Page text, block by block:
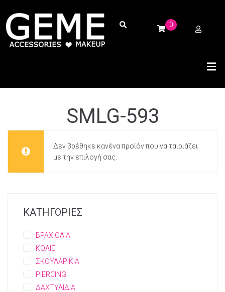
0
SMLG-593
Δεν βρέθηκε κανένα προϊόν που να ταιριάζει
με την επιλογή σας.
ΚΑΤΗΓΟΡΙΕΣ
ΒΡΑΧΙΟΛΙΑ
ΚΟΛΙΕ
ΣΚΟΥΛΑΡΙΚΙΑ
PIERCING
ΔΑΧΤΥΛΙΔΙΑ